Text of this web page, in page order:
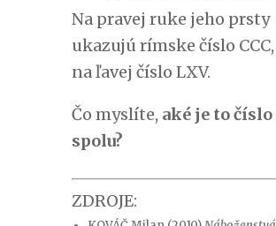
Na pravej ruke jeho prsty
ukazujú rímske číslo CCC,
na ľavej číslo LXV.
Čo myslíte, aké je to číslo
spolu?
ZDROJE: